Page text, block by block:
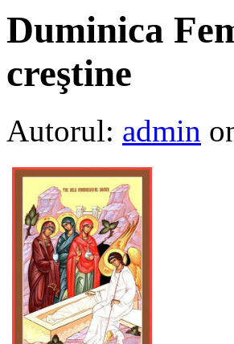
Duminica
creştine
Autorul: admin